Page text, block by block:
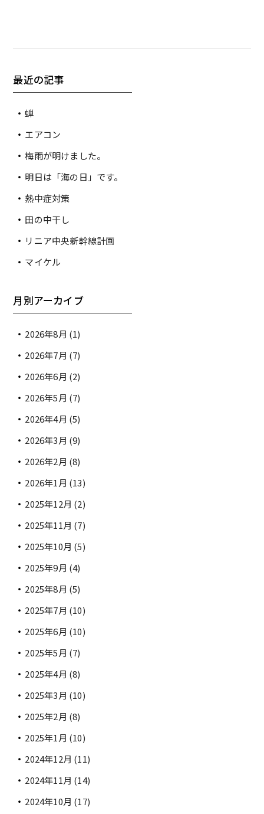
最近の記事
蝉
エアコン
梅雨が明けました。
明日は「海の日」です。
熱中症対策
田の中干し
リニア中央新幹線計画
マイケル
月別アーカイブ
2026年8月 (1)
2026年7月 (7)
2026年6月 (2)
2026年5月 (7)
2026年4月 (5)
2026年3月 (9)
2026年2月 (8)
2026年1月 (13)
2025年12月 (2)
2025年11月 (7)
2025年10月 (5)
2025年9月 (4)
2025年8月 (5)
2025年7月 (10)
2025年6月 (10)
2025年5月 (7)
2025年4月 (8)
2025年3月 (10)
2025年2月 (8)
2025年1月 (10)
2024年12月 (11)
2024年11月 (14)
2024年10月 (17)